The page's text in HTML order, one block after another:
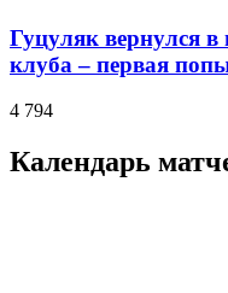
Гуцуляк вернулся в
клуба – первая
4 794
Календарь